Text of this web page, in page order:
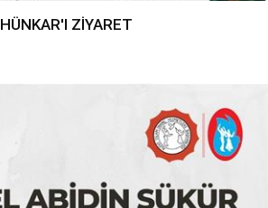
HÜNKAR'I ZİYARET